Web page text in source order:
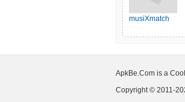
musiXmatch
ApkBe.Com is a
Copyright © 2011-